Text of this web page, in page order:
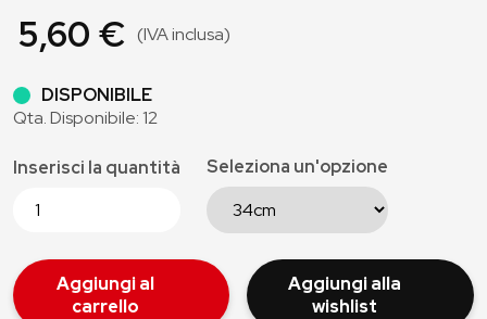
5,60 € (IVA inclusa)
DISPONIBILE
Qta. Disponibile: 12
Inserisci la quantità Seleziona un'opzione
Aggiungi al
carrello
Aggiungi alla
wishlist